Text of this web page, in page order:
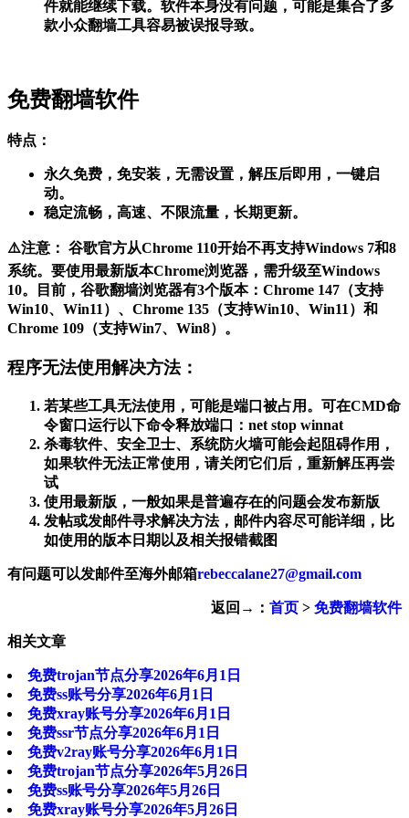
件就能继续下载。软件本身没有问题，可能是集合了多
款小众翻墙工具容易被误报导致。
免费翻墙软件
特点 ：
永久免费，免安装，无需设置，解压后即用，一键启
动。
稳定流畅，高速、不限流量，长期更新。
⚠️注意 ： 谷歌官方从Chrome 110开始不再支持Windows 7和8
系统。要使用最新版本Chrome浏览器，需升级至Windows
10。目前，谷歌翻墙浏览器有3个版本：Chrome 147（支持
Win10、Win11）、Chrome 135（支持Win10、Win11）和
Chrome 109（支持Win7、Win8）。
程序无法使用解决方法：
若某些工具无法使用，可能是端口被占用。可在CMD命
令窗口运行以下命令释放端口：net stop winnat
杀毒软件、安全卫士、系统防火墙可能会起阻碍作用，
如果软件无法正常使用，请关闭它们后，重新解压再尝
试
使用最新版，一般如果是普遍存在的问题会发布新版
发帖或发邮件寻求解决方法，邮件内容尽可能详细，比
如使用的版本日期以及相关报错截图
有问题可以发邮件至海外邮箱rebeccalane27@gmail.com
返回→： 首页 > 免费翻墙软件
相关文章
免费trojan节点分享2026年6月1日
免费ss账号分享2026年6月1日
免费xray账号分享2026年6月1日
免费ssr节点分享2026年6月1日
免费v2ray账号分享2026年6月1日
免费trojan节点分享2026年5月26日
免费ss账号分享2026年5月26日
免费xray账号分享2026年5月26日